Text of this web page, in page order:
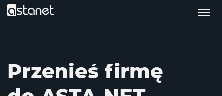
Przenieś firmę